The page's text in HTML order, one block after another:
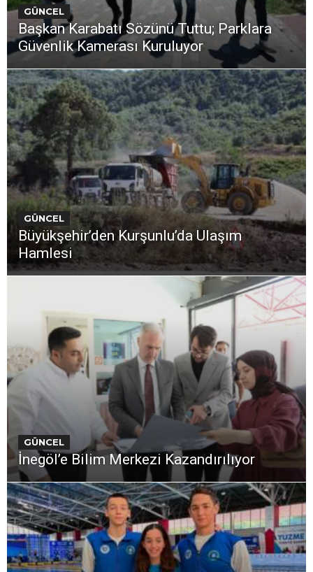
GÜNCEL
Başkan Karabatı Sözünü Tuttu; Parklara
Güvenlik Kamerası Kuruluyor
GÜNCEL
Büyükşehir’den Kurşunlu’da Ulaşım
Hamlesi
GÜNCEL
İnegöl’e Bilim Merkezi Kazandırılıyor